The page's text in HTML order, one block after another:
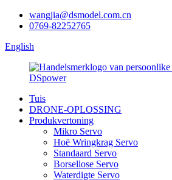
wangjia@dsmodel.com.cn
0769-82252765
English
Tuis
DRONE-OPLOSSING
Produkvertoning
Mikro Servo
Hoë Wringkrag Servo
Standaard Servo
Borsellose Servo
Waterdigte Servo